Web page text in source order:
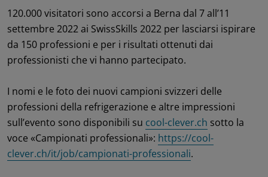
120.000 visitatori sono accorsi a Berna dal 7 all’11
settembre 2022 ai SwissSkills 2022 per lasciarsi ispirare
da 150 professioni e per i risultati ottenuti dai
professionisti che vi hanno partecipato.
I nomi e le foto dei nuovi campioni svizzeri delle
professioni della refrigerazione e altre impressioni
sull’evento sono disponibili su cool-clever.ch sotto la
voce «Campionati professionali»: https://cool-
clever.ch/it/job/campionati-professionali.